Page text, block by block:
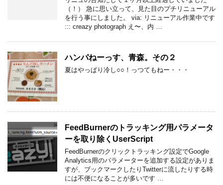
（！） 急に思い立って、見た目のプチリニューアル
を行う事にしました。 via: リニューアル作業中です
::: creazy photograph え〜、内 …
ハンパねーっす、青森。その２
夏はやっぱり冷し○○！っつてもねー・・・
FeedBurnerのトラッキング用パラメータ
ーを取り除くUserScript
FeedBurnerのクリックトラッキング設定でGoogle
Analytics用のパラメーターを追加する設定がありま
すが、ブックマークしたりTwitterに流したりする時
には不便になることが多いです …